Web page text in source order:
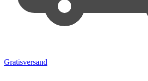
Gratisversand